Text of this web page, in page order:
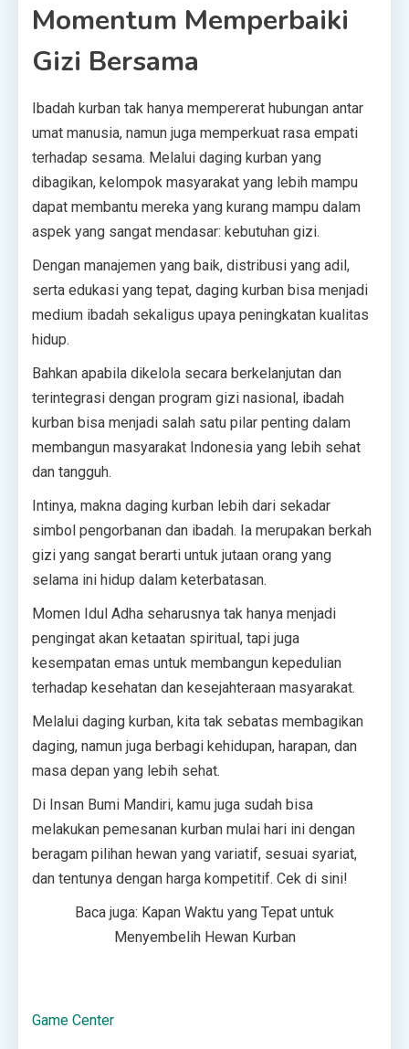
Momentum Memperbaiki
Gizi Bersama
Ibadah kurban tak hanya mempererat hubungan antar
umat manusia, namun juga memperkuat rasa empati
terhadap sesama. Melalui daging kurban yang
dibagikan, kelompok masyarakat yang lebih mampu
dapat membantu mereka yang kurang mampu dalam
aspek yang sangat mendasar: kebutuhan gizi.
Dengan manajemen yang baik, distribusi yang adil,
serta edukasi yang tepat, daging kurban bisa menjadi
medium ibadah sekaligus upaya peningkatan kualitas
hidup.
Bahkan apabila dikelola secara berkelanjutan dan
terintegrasi dengan program gizi nasional, ibadah
kurban bisa menjadi salah satu pilar penting dalam
membangun masyarakat Indonesia yang lebih sehat
dan tangguh.
Intinya, makna daging kurban lebih dari sekadar
simbol pengorbanan dan ibadah. Ia merupakan berkah
gizi yang sangat berarti untuk jutaan orang yang
selama ini hidup dalam keterbatasan.
Momen Idul Adha seharusnya tak hanya menjadi
pengingat akan ketaatan spiritual, tapi juga
kesempatan emas untuk membangun kepedulian
terhadap kesehatan dan kesejahteraan masyarakat.
Melalui daging kurban, kita tak sebatas membagikan
daging, namun juga berbagi kehidupan, harapan, dan
masa depan yang lebih sehat.
Di Insan Bumi Mandiri, kamu juga sudah bisa
melakukan pemesanan kurban mulai hari ini dengan
beragam pilihan hewan yang variatif, sesuai syariat,
dan tentunya dengan harga kompetitif. Cek di sini!
Baca juga: Kapan Waktu yang Tepat untuk
Menyembelih Hewan Kurban
Game Center